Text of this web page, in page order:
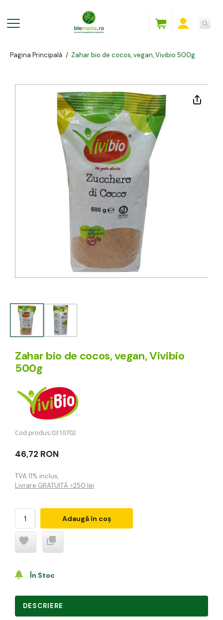
Pagina Principală / Zahar bio de cocos, vegan, Vivibio 500g
Zahar bio de cocos, vegan, Vivibio
500g
Cod produs:0310702
46,72 RON
TVA 11% inclus,
Livrare GRATUITĂ >250 lei
Adaugă în coș
În Stoc
DESCRIERE